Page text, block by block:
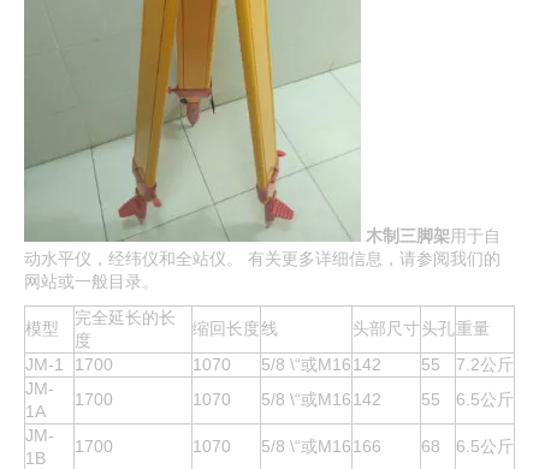
木制三脚架用于自
动水平仪，经纬仪和全站仪。 有关更多详细信息，请参阅我们的
网站或一般目录。
模型
完全延长的长
度
缩回长度线 头部尺寸头孔重量
JM-1
1700 1070 5/8 \“或M16142 55
7.2公斤
JM-
1A
1700 1070 5/8 \“或M16142 55
6.5公斤
JM-
1B
1700 1070 5/8 \“或M16166 68
6.5公斤